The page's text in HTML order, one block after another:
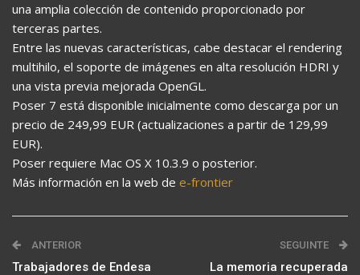
una amplia colección de contenido proporcionado por
terceras partes.
Entre las nuevas características, cabe destacar el rendering
multihilo, el soporte de imágenes en alta resolución HDRI y
una vista previa mejorada OpenGL.
Poser 7 está disponible inicialmente como descarga por un
precio de 249,99 EUR (actualizaciones a partir de 129,99
EUR).
Poser requiere Mac OS X 10.3.9 o posterior.
Más información en la web de e-frontier
ANTERIOR
Trabajadores de Endesa
SEGUINTE
La memoria recuperada